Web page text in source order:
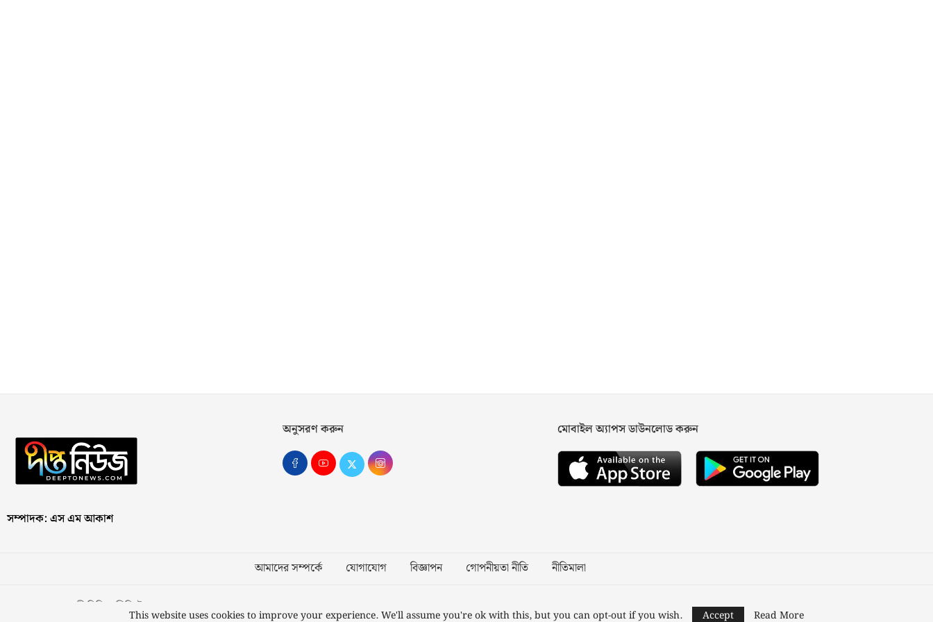
সম্পাদক: এস এম আকাশ
অনুসরণ করুন মোবাইল অ্যাপস ডাউনলোড করুন
আমাদের সম্পর্কে যোগাযোগ বিজ্ঞাপন গোপনীয়তা নীতি নীতিমালা
স্বত্ব © ২০২৩ কাজী মিডিয়া লিমিটেড Designed and Developed byNusratech Pte Ltd.
This website uses cookies to improve your experience. We'll assume you're ok with this, but you can opt-out if you wish. Accept Read More